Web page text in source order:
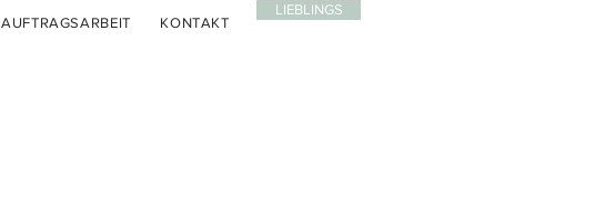
AUFTRAGSARBEIT KONTAKT
LIEBLINGS